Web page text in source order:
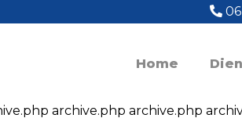
Home
archive.php archive.php